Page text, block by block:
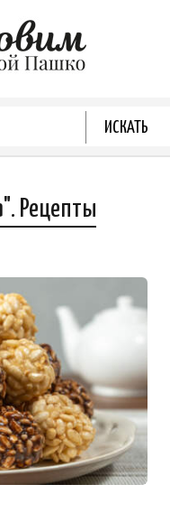
Рецепты